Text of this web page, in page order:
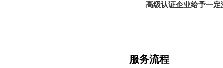
高级认证企业给予一定
服务流程